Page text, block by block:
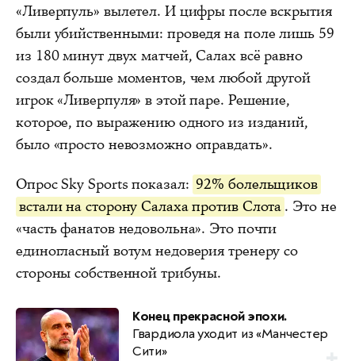
«Ливерпуль» вылетел. И цифры после вскрытия
были убийственными: проведя на поле лишь 59
из 180 минут двух матчей, Салах всё равно
создал больше моментов, чем любой другой
игрок «Ливерпуля» в этой паре. Решение,
которое, по выражению одного из изданий,
было «просто невозможно оправдать».
Опрос Sky Sports показал: 92% болельщиков
встали на сторону Салаха против Слота . Это не
«часть фанатов недовольна». Это почти
единогласный вотум недоверия тренеру со
стороны собственной трибуны.
Конец прекрасной эпохи.
Гвардиола уходит из «Манчестер
Сити»